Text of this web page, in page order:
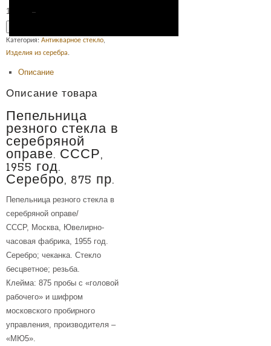
16,900 Р
Категория: Антикварное стекло,
Изделия из серебра.
Описание
Описание товара
Пепельница
резного стекла в
серебряной
оправе. СССР,
1955 год.
Серебро, 875 пр.
Пепельница резного стекла в
серебряной оправе/
СССР, Москва, Ювелирно-
часовая фабрика, 1955 год.
Серебро; чеканка. Стекло
бесцветное; резьба.
Клейма: 875 пробы с «головой
рабочего» и шифром
московского пробирного
управления, производителя –
«МЮ5».